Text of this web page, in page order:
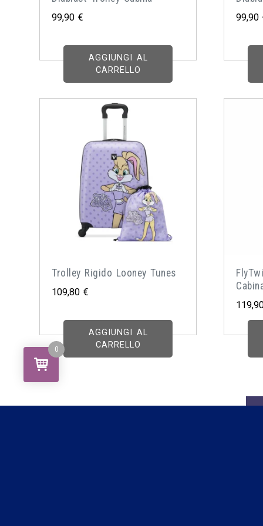
99,90€
AGGIUNGI AL
CARRELLO
99,90
Trolley Rigido Looney Tunes
109,80€
AGGIUNGI AL
CARRELLO
0